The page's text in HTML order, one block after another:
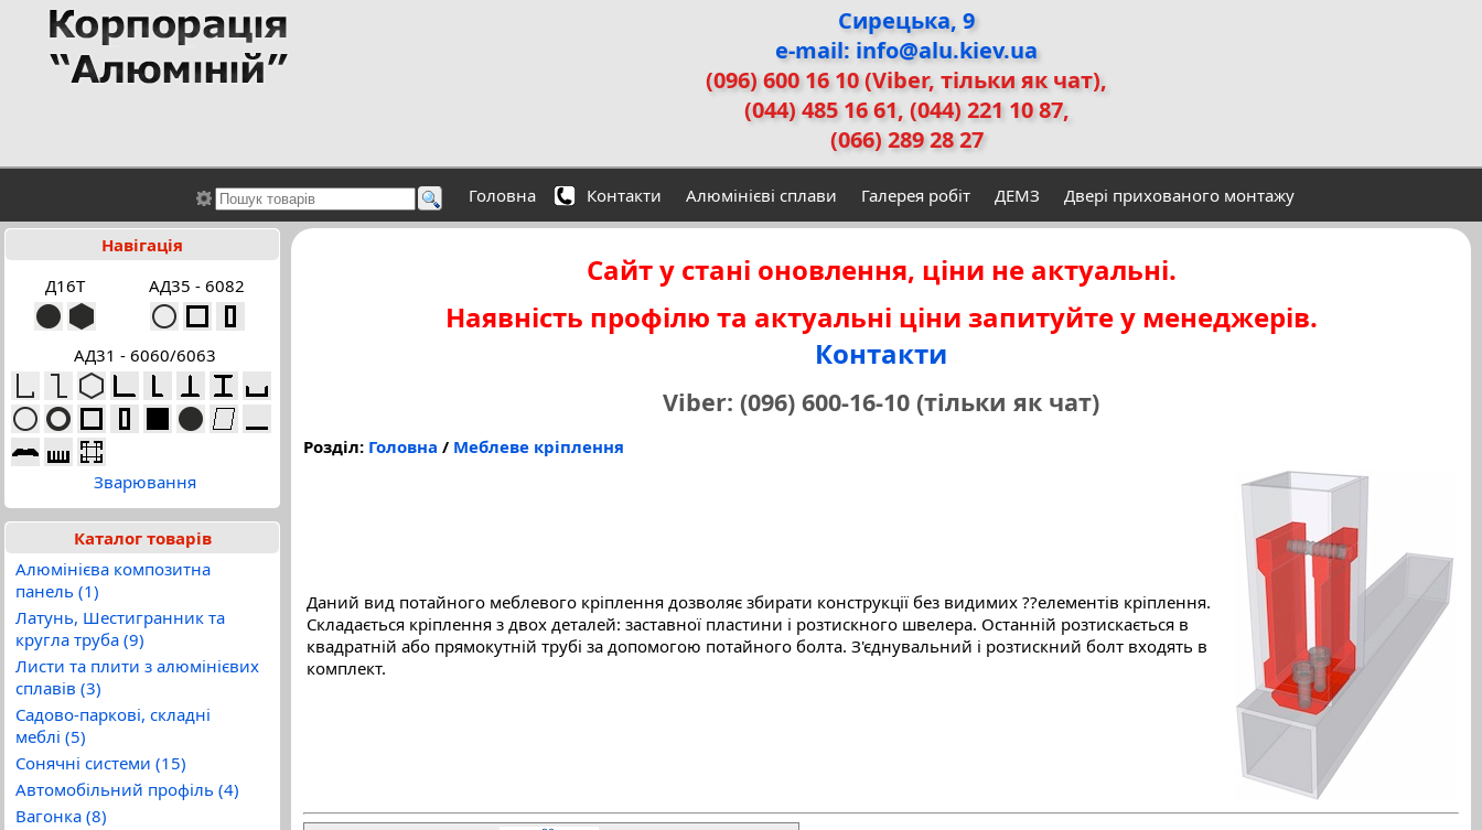
Сирецька, 9
e-mail: info@alu.kiev.ua
(096) 600 16 10 (Viber, тільки як чат),
(044) 485 16 61, (044) 221 10 87,
(066) 289 28 27
Головна Контакти Алюмінієві сплави Галерея робіт ДЕМЗ Двері прихованого монтажу
Навігація
Д16Т
АД35 - 6082
АД31 - 6060/6063
Зварювання
Каталог товарів
Алюмінієва композитна
панель (1)
Латунь, Шестигранник та
кругла труба (9)
Листи та плити з алюмінієвих
сплавів (3)
Садово-паркові, складні
меблі (5)
Сонячні системи (15)
Автомобільний профіль (4)
Вагонка (8)
Сайт у стані оновлення, ціни не актуальні.
Наявність профілю та актуальні ціни запитуйте у менеджерів.
Контакти
Viber: (096) 600-16-10 (тільки як чат)
Розділ: Головна / Меблеве кріплення
Даний вид потайного меблевого кріплення дозволяє збирати конструкції без видимих ??елементів кріплення.
Складається кріплення з двох деталей: заставної пластини і розтискного швелера. Останній розтискається в
квадратній або прямокутній трубі за допомогою потайного болта. З'єднувальний і розтискний болт входять в
комплект.